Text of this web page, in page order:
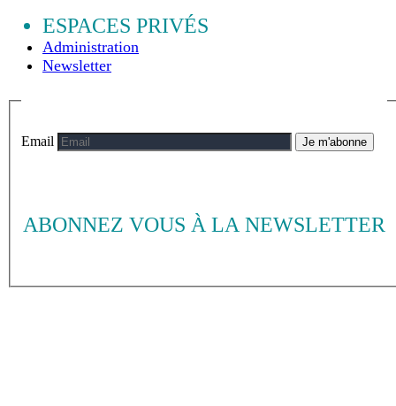
ESPACES PRIVÉS
Administration
Newsletter
ABONNEZ VOUS À LA NEWSLETTER
Email Je m'abonne